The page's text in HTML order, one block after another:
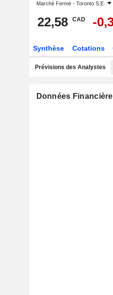
Marché Fermé - Toronto S.E.
22,58 CAD -
Synthèse Cotations
Prévisions des Analystes
Données